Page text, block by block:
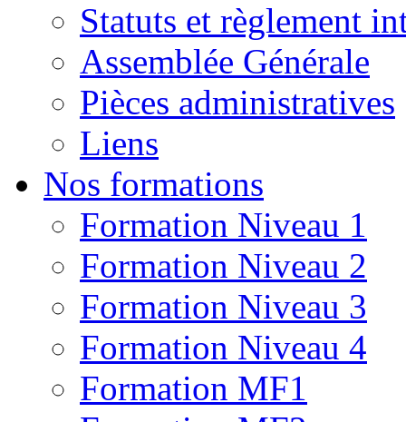
Statuts et règlement
Assemblée Générale
Pièces administratives
Liens
Nos formations
Formation Niveau 1
Formation Niveau 2
Formation Niveau 3
Formation Niveau 4
Formation MF1